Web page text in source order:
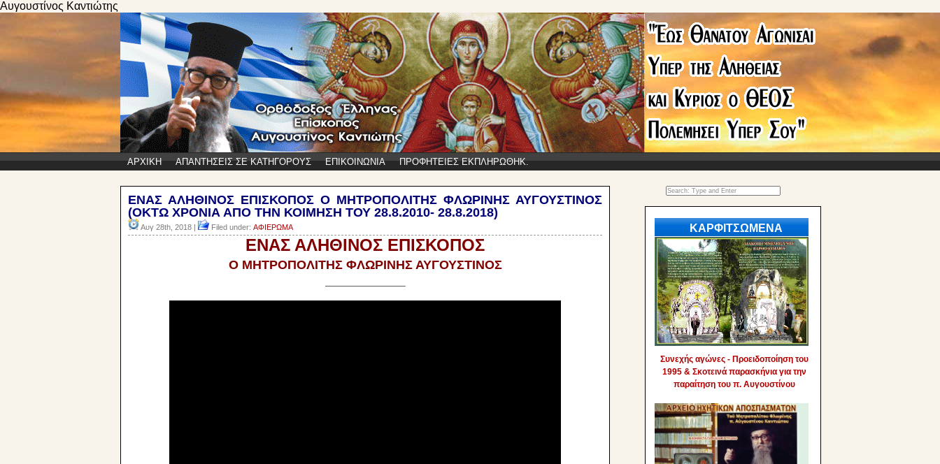
Αυγουστίνος Καντιώτης
ΑΡΧΙΚΗ ΑΠΑΝΤΗΣΕΙΣ ΣΕ ΚΑΤΗΓΟΡΟΥΣ ΕΠΙΚΟΙΝΩΝΙΑ ΠΡΟΦΗΤΕΙΕΣ ΕΚΠΛΗΡΩΘΗΚ.
ΚΑΡΦΙΤΣΩΜΕΝΑ
Συνεχής αγώνες - Προειδοποίηση του
1995 & Σκοτεινά παρασκήνια για την
παραίτηση του π. Αυγουστίνου
ENΑΣ ΑΛΗΘΙΝΟΣ ΕΠΙΣΚΟΠΟΣ Ο ΜΗΤΡΟΠΟΛΙΤΗΣ ΦΛΩΡΙΝΗΣ ΑΥΓΟΥΣΤΙΝΟΣ
(ΟΚΤΩ ΧΡΟΝΙΑ ΑΠΟ ΤΗΝ ΚΟΙΜΗΣΗ ΤΟΥ 28.8.2010- 28.8.2018)
Αυγ 28th, 2018 | Filed under: ΑΦΙΕΡΩΜΑ
ENΑΣ ΑΛΗΘΙΝΟΣ ΕΠΙΣΚΟΠΟΣ
Ο ΜΗΤΡΟΠΟΛΙΤΗΣ ΦΛΩΡΙΝΗΣ ΑΥΓΟΥΣΤΙΝΟΣ
—————————–